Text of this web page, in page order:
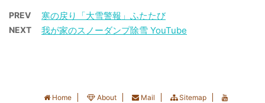
と、翌日雪の中から顔を
だしました。 しかも、新
絵に描いたような苺の
形。 今朝のひと粒は私が
ある甘酸っぱい爽やかな
車場もガラガラだ。 波打
ち際を歩くと、置き捨て
た。 お盆明けの海岸
空のおかげで、今日は残
してあったアプローチの
玉をコロコロコロ。 いい
PREV 寒の戻り「大雪警報」ふたたび
NEXT 我が家のスノーダンプ除雪 YouTube
Home About Mail
Sitemap